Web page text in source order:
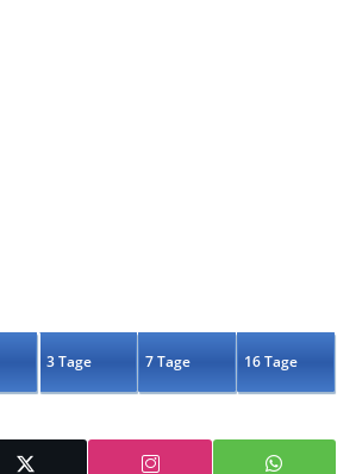
3 Tage 7 Tage 16 Tage